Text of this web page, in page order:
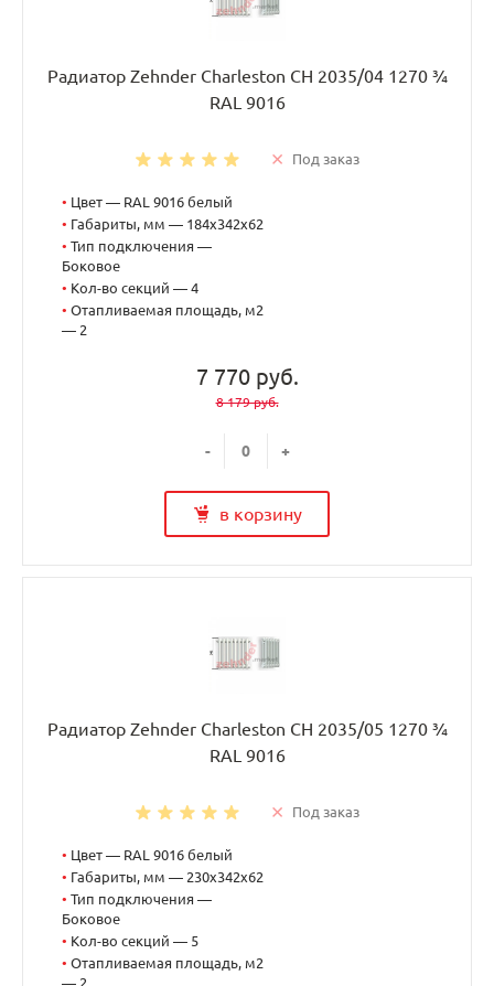
Радиатор Zehnder Charleston CH 2035/04 1270 ¾
RAL 9016
Под заказ
• Цвет — RAL 9016 белый
• Габариты, мм — 184x342x62
• Тип подключения —
Боковое
• Кол-во секций — 4
• Отапливаемая площадь, м2
— 2
7 770 руб.
8 179 руб.
- +
в корзину
Радиатор Zehnder Charleston CH 2035/05 1270 ¾
RAL 9016
Под заказ
• Цвет — RAL 9016 белый
• Габариты, мм — 230x342x62
• Тип подключения —
Боковое
• Кол-во секций — 5
• Отапливаемая площадь, м2
— 2